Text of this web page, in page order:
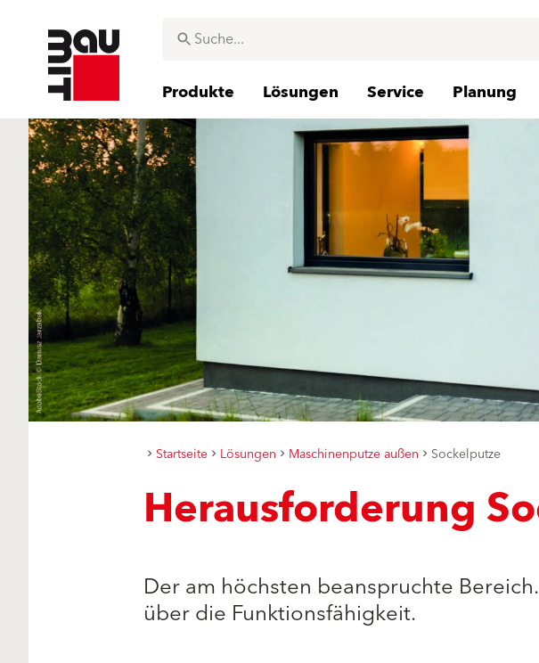
Produkte Lösungen Service Planung
Startseite Lösungen Maschinenputze außen Sockelputze
Herausforderung
Der am höchsten beanspruchte
über die Funktionsfähigkeit.